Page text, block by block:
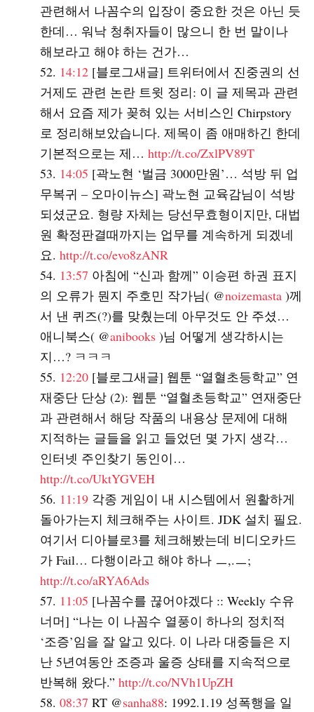
관련해서 나꼼수의 입장이 중요한 것은 아닌 듯
한데… 워낙 청취자들이 많으니 한 번 말이나
해보라고 해야 하는 건가…
14:12 [블로그새글] 트위터에서 진중권의 선
거제도 관련 논란 트윗 정리: 이 글 제목과 관련
해서 요즘 제가 꽂혀 있는 서비스인 Chirpstory
로 정리해보았습니다. 제목이 좀 애매하긴 한데
기본적으로는 제… http://t.co/ZxlPV89T
14:05 [곽노현 ‘벌금 3000만원’… 석방 뒤 업
무복귀 – 오마이뉴스] 곽노현 교육감님이 석방
되셨군요. 형량 자체는 당선무효형이지만, 대법
원 확정판결때까지는 업무를 계속하게 되겠네
요. http://t.co/evo8zANR
13:57 아침에 “신과 함께” 이승편 하권 표지
의 오류가 뭔지 주호민 작가님( @noizemasta )께
서 낸 퀴즈(?)를 맞췄는데 아무것도 안 주셨…
애니북스( @anibooks )님 어떻게 생각하시는
지…? ㅋㅋㅋ
12:20 [블로그새글] 웹툰 “열혈초등학교” 연
재중단 단상 (2): 웹툰 “열혈초등학교” 연재중단
과 관련해서 해당 작품의 내용상 문제에 대해
지적하는 글들을 읽고 들었던 몇 가지 생각…
인터넷 주인찾기 동인이…
http://t.co/UktYGVEH
11:19 각종 게임이 내 시스템에서 원활하게
돌아가는지 체크해주는 사이트. JDK 설치 필요.
여기서 디아블로3를 체크해봤는데 비디오카드
가 Fail… 다행이라고 해야 하나 ㅡ,.ㅡ;
http://t.co/aRYA6Ads
11:05 [나꼼수를 끊어야겠다 :: Weekly 수유
너머] “나는 이 나꼼수 열풍이 하나의 정치적
‘조증’임을 잘 알고 있다. 이 나라 대중들은 지
난 5년여동안 조증과 울증 상태를 지속적으로
반복해 왔다.” http://t.co/NVh1UpZH
08:37 RT @sanha88: 1992.1.19 성폭행을 일